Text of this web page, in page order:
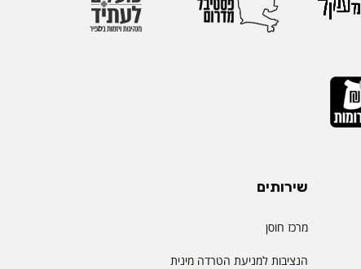
שירותים
מרכז חוסן
הנציבות למניעת הטרדה מינית